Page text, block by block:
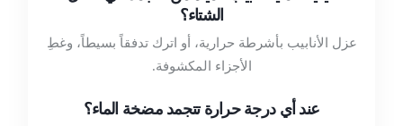
الشتاء؟
عزل الأنابيب بأشرطة حرارية، أو اترك تدفقاً بسيطاً، وغطِ
الأجزاء المكشوفة.
عند أي درجة حرارة تتجمد مضخة الماء؟